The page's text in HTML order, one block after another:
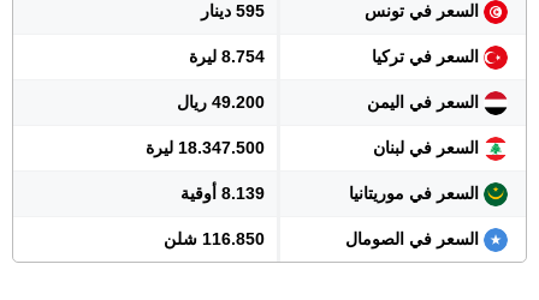
السعر في تونس 595 دينار
السعر في تركيا 8.754 ليرة
السعر في اليمن 49.200 ريال
السعر في لبنان 18.347.500 ليرة
السعر في موريتانيا 8.139 أوقية
السعر في الصومال 116.850 شلن